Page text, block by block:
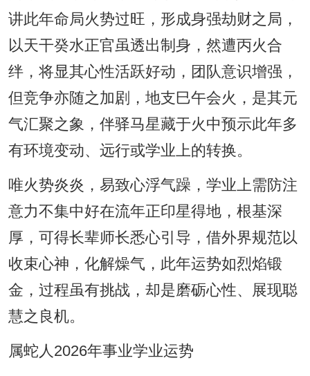
讲此年命局火势过旺，形成身强劫财之局，
以天干癸水正官虽透出制身，然遭丙火合
绊，将显其心性活跃好动，团队意识增强，
但竞争亦随之加剧，地支巳午会火，是其元
气汇聚之象，伴驿马星藏于火中预示此年多
有环境变动、远行或学业上的转换。
唯火势炎炎，易致心浮气躁，学业上需防注
意力不集中好在流年正印星得地，根基深
厚，可得长辈师长悉心引导，借外界规范以
收束心神，化解燥气，此年运势如烈焰锻
金，过程虽有挑战，却是磨砺心性、展现聪
慧之良机。
属蛇人2026年事业学业运势